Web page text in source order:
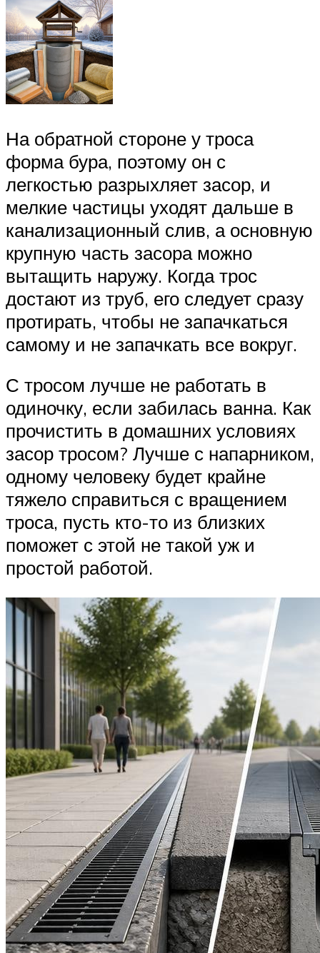
На обратной стороне у троса
форма бура, поэтому он с
легкостью разрыхляет засор, и
мелкие частицы уходят дальше в
канализационный слив, а основную
крупную часть засора можно
вытащить наружу. Когда трос
достают из труб, его следует сразу
протирать, чтобы не запачкаться
самому и не запачкать все вокруг.
С тросом лучше не работать в
одиночку, если забилась ванна. Как
прочистить в домашних условиях
засор тросом? Лучше с напарником,
одному человеку будет крайне
тяжело справиться с вращением
троса, пусть кто-то из близких
поможет с этой не такой уж и
простой работой.